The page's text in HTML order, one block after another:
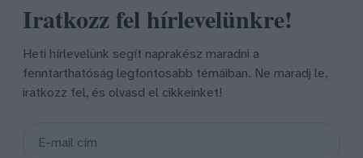
Iratkozz fel hírlevelünkre!
Heti hírlevelünk segít naprakész maradni a
fenntarthatóság legfontosabb témáiban. Ne maradj le,
iratkozz fel, és olvasd el cikkeinket!